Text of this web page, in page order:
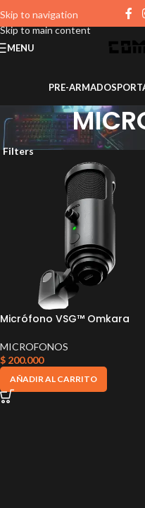
Skip to navigation
Skip to main content
MENU
PRE-ARMADOS
Filters
Micrófono VSG™ Omkara
MICROFONOS
$ 200.000
AÑADIR AL CARRITO